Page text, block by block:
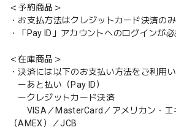
＜予約商品＞
・お支払方法はクレジットカード決済のみ
・「Pay ID」アカウントへのログインが必
＜在庫商品＞
・決済には以下のお支払い方法をご利用い
ーあと払い（Pay ID）
ークレジットカード決済
VISA／MasterCard／アメリカン・エ
（AMEX）／JCB